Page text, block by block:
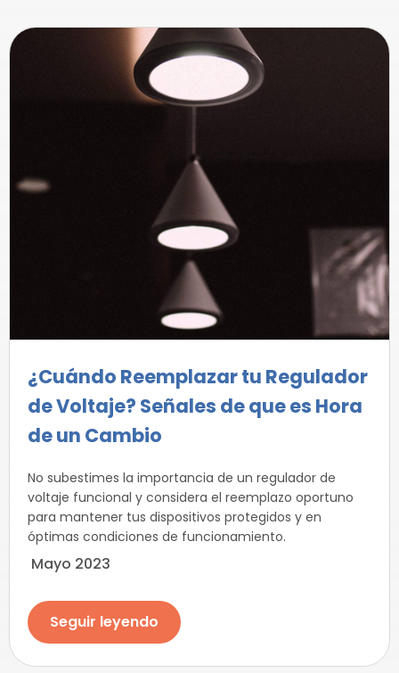
¿Cuándo Reemplazar tu Regulador
de Voltaje? Señales de que es Hora
de un Cambio
No subestimes la importancia de un regulador de
voltaje funcional y considera el reemplazo oportuno
para mantener tus dispositivos protegidos y en
óptimas condiciones de funcionamiento.
Mayo 2023
Seguir leyendo